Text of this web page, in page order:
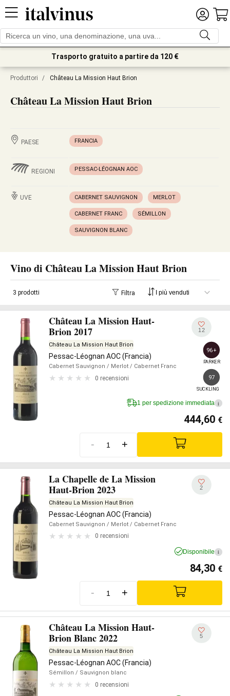
Trasporto gratuito a partire da 120 €
Produttori / Château La Mission Haut Brion
Château La Mission Haut Brion
PAESE FRANCIA
REGIONI PESSAC-LÉOGNAN AOC
UVE CABERNET SAUVIGNON MERLOT
CABERNET FRANC SÉMILLON
SAUVIGNON BLANC
Vino di Château La Mission Haut Brion
3 prodotti Filtra
Château La Mission Haut-
Brion 2017
Château La Mission Haut Brion
Pessac-Léognan AOC (Francia)
Cabernet Sauvignon / Merlot / Cabernet Franc
0 recensioni
12
96+
PARKER
97
SUCKLING
1 per spedizione immediata i
444,60 €
- +
La Chapelle de La Mission
Haut-Brion 2023
Château La Mission Haut Brion
Pessac-Léognan AOC (Francia)
Cabernet Sauvignon / Merlot / Cabernet Franc
0 recensioni
2
Disponibile i
84,30 €
- +
Château La Mission Haut-
Brion Blanc 2022
Château La Mission Haut Brion
Pessac-Léognan AOC (Francia)
Sémillon / Sauvignon blanc
0 recensioni
5